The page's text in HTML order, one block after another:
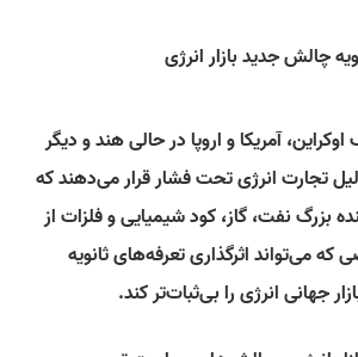
چالش جدید بازار انرژی
آمریکا و اروپا در حالی هند و دیگر
تجارت انرژی تحت فشار قرار می‌دهند که
بزرگ نفت، گاز، کود شیمیایی و فلزات از
می‌تواند اثرگذاری تعرفه‌های ثانویه
جهانی انرژی را بی‌ثبات‌تر کند.